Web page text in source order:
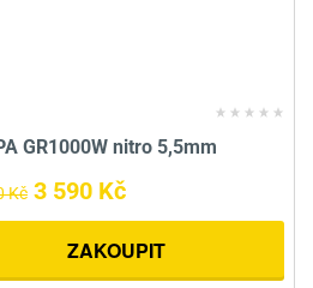
GR1000W nitro 5,5mm
Kč 3 590 Kč
ZAKOUPIT